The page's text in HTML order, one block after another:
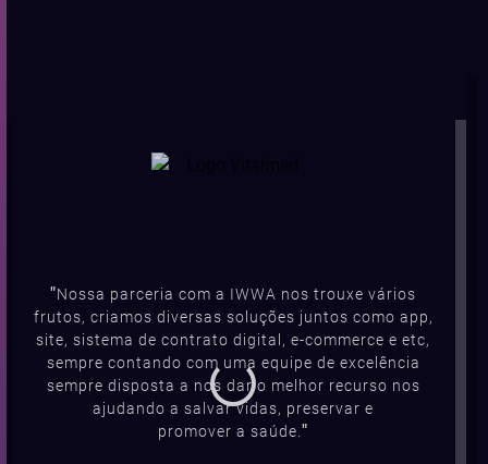
"Nossa parceria com a IWWA nos trouxe vários
frutos, criamos diversas soluções juntos como app,
site, sistema de contrato digital, e-commerce e etc,
sempre contando com uma equipe de excelência
sempre disposta a nos dar o melhor recurso nos
ajudando a salvar vidas, preservar e
promover a saúde."